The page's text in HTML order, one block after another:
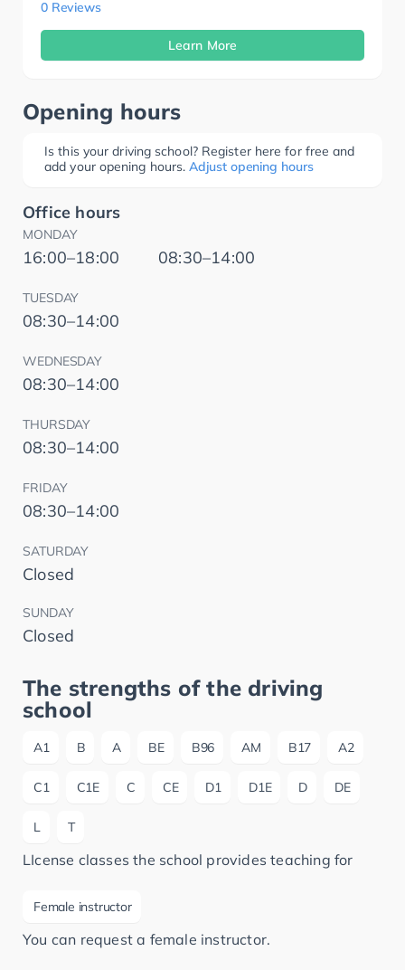
0 Reviews
Learn More
Opening hours
Is this your driving school? Register here for free and
add your opening hours. Adjust opening hours
Office hours
MONDAY
16:00–18:00 08:30–14:00
TUESDAY
08:30–14:00
WEDNESDAY
08:30–14:00
THURSDAY
08:30–14:00
FRIDAY
08:30–14:00
SATURDAY
Closed
SUNDAY
Closed
The strengths of the driving
school
A1 B A BE B96 AM B17 A2
C1 C1E C CE D1 D1E D DE
L T
LIcense classes the school provides teaching for
Female instructor
You can request a female instructor.